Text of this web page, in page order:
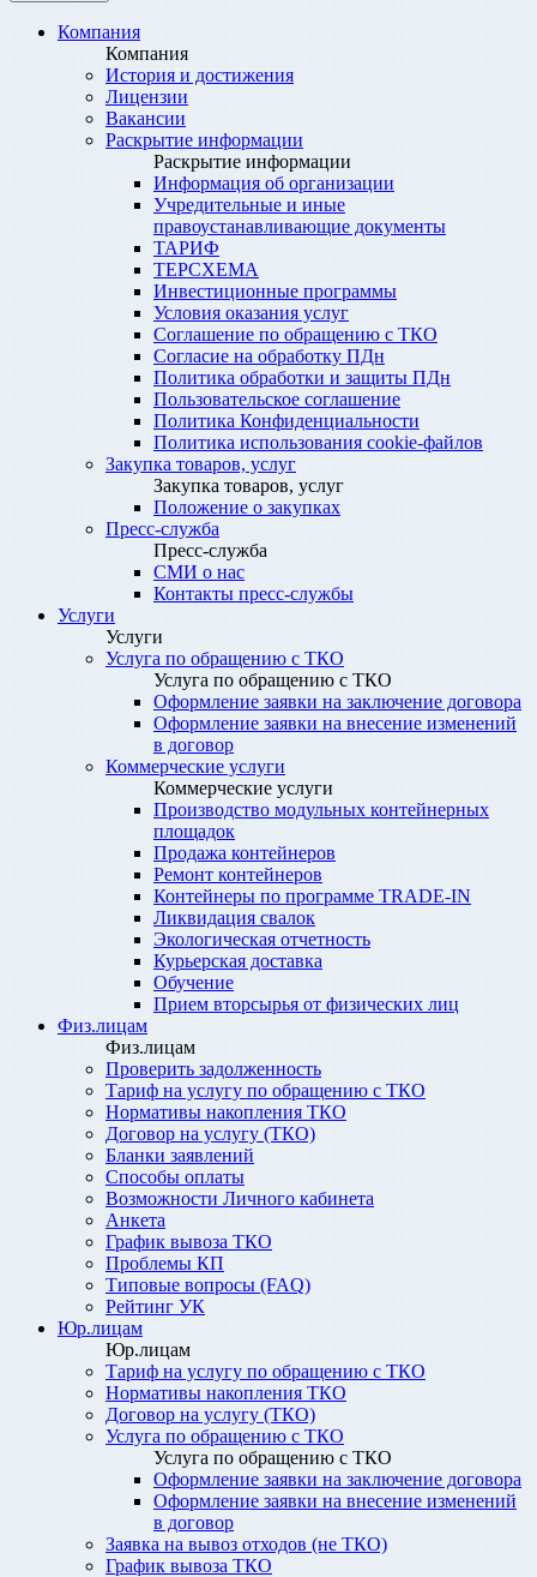
Компания
Компания
История и достижения
Лицензии
Вакансии
Раскрытие информации
Раскрытие информации
Информация об организации
Учредительные и иные
правоустанавливающие документы
ТАРИФ
ТЕРСХЕМА
Инвестиционные программы
Условия оказания услуг
Соглашение по обращению с ТКО
Согласие на обработку ПДн
Политика обработки и защиты ПДн
Пользовательское соглашение
Политика Конфиденциальности
Политика использования cookie-файлов
Закупка товаров, услуг
Закупка товаров, услуг
Положение о закупках
Пресс-служба
Пресс-служба
СМИ о нас
Контакты пресс-службы
Услуги
Услуги
Услуга по обращению с ТКО
Услуга по обращению с ТКО
Оформление заявки на заключение договора
Оформление заявки на внесение изменений
в договор
Коммерческие услуги
Коммерческие услуги
Производство модульных контейнерных
площадок
Продажа контейнеров
Ремонт контейнеров
Контейнеры по программе TRADE-IN
Ликвидация свалок
Экологическая отчетность
Курьерская доставка
Обучение
Прием вторсырья от физических лиц
Физ.лицам
Физ.лицам
Проверить задолженность
Тариф на услугу по обращению с ТКО
Нормативы накопления ТКО
Договор на услугу (ТКО)
Бланки заявлений
Способы оплаты
Возможности Личного кабинета
Анкета
График вывоза ТКО
Проблемы КП
Типовые вопросы (FAQ)
Рейтинг УК
Юр.лицам
Юр.лицам
Тариф на услугу по обращению с ТКО
Нормативы накопления ТКО
Договор на услугу (ТКО)
Услуга по обращению с ТКО
Услуга по обращению с ТКО
Оформление заявки на заключение договора
Оформление заявки на внесение изменений
в договор
Заявка на вывоз отходов (не ТКО)
График вывоза ТКО